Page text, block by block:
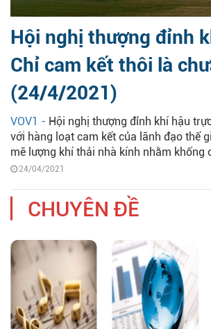
Hội nghị thượng đỉnh
Chỉ cam kết thôi là
(24/4/2021)
VOV1 - Hội nghị thượng đỉnh khí hậu
với hàng loạt cam kết của lãnh đạo thế
mẽ lượng khí thải nhà kính nhằm khống
24/04/2021
CHUYÊN ĐỀ